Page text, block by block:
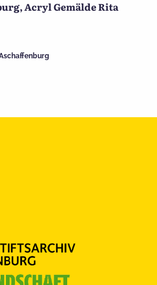
Acryl Gemälde Rita